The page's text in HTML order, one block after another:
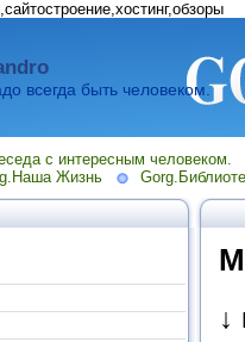
всегда быть человеком.
с интересным человеком.
Жизнь